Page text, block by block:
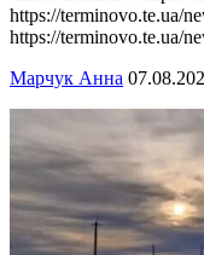
https://terminovo.te.ua/
https://terminovo.te.ua/
Марчук Анна